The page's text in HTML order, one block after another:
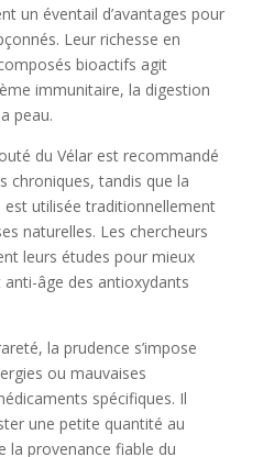
un éventail d’avantages pour
Leur richesse en
bioactifs agit
immunitaire, la digestion
peau.
du Vélar est recommandé
chroniques, tandis que la
est utilisée traditionnellement
naturelles. Les chercheurs
leurs études pour mieux
anti-âge des antioxydants
la prudence s’impose
ou mauvaises
spécifiques. Il
une petite quantité au
la provenance fiable du